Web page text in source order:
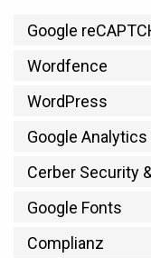
Google
Wordfence
WordPress
Google Analytics
Cerber Security
Google Fonts
Complianz